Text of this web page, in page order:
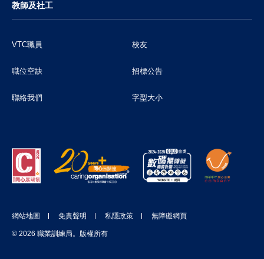
教師及社工
VTC職員 校友
職位空缺 招標公告
聯絡我們 字型大小
網站地圖 免責聲明 私隱政策 無障礙網頁
© 2026 職業訓練局。版權所有